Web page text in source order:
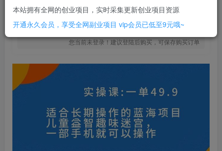
立即购买
您当前未登录！建议登陆后购买，可保存购买订单
本站拥有全网的创业项目，实时采集更新创业项目资源
开通永久会员，享受全网副业项目 vip会员已低至9元哦~